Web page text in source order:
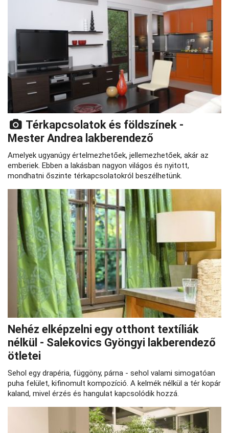
Térkapcsolatok és földszínek -
Mester Andrea lakberendező
Amelyek ugyanúgy értelmezhetőek, jellemezhetőek, akár az
emberiek. Ebben a lakásban nagyon világos és nyitott,
mondhatni őszinte térkapcsolatokról beszélhetünk.
Nehéz elképzelni egy otthont textíliák
nélkül - Salekovics Gyöngyi lakberendező
ötletei
Sehol egy drapéria, függöny, párna - sehol valami simogatóan
puha felület, kifinomult kompozíció. A kelmék nélkül a tér kopár
kaland, mivel érzés és hangulat kapcsolódik hozzá.